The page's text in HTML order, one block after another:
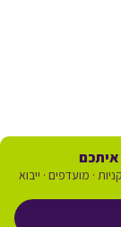
· מועדפים · ייבוא